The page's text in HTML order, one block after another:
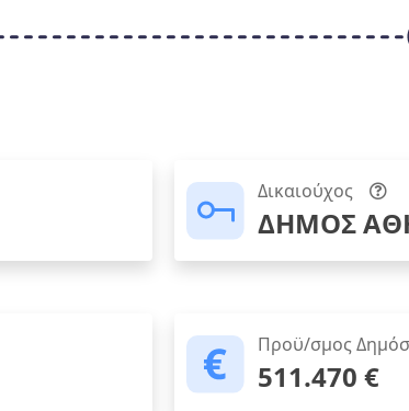
Δικαιούχος
ΔΗΜΟΣ
Προϋ/σμος
511.470 €